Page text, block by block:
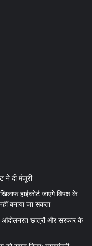
ने दी मंजूरी
हाईकोर्ट जाएंगे विपक्ष के
बनाया जा सकता
छात्रों और सरकार के